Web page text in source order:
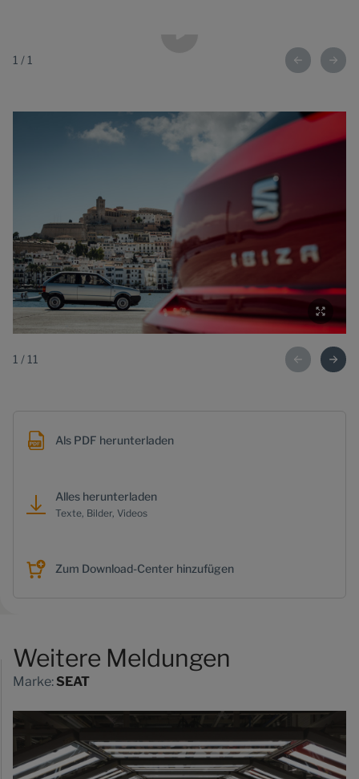
1 / 1
1 / 11
Als PDF herunterladen
Alles herunterladen
Texte, Bilder, Videos
Zum Download-Center hinzufügen
Weitere Meldungen
Marke: SEAT